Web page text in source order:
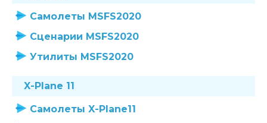
Самолеты MSFS2020
Сценарии MSFS2020
Утилиты MSFS2020
X-Plane 11
Самолеты X-Plane11